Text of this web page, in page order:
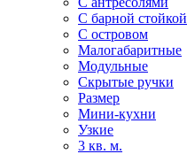
С барной стойкой
С островом
Малогабаритные
Модульные
Скрытые ручки
Размер
Мини-кухни
Узкие
3 кв. м.